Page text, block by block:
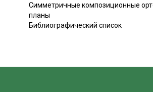
Симметричные композиционные
планы
Библиографический список